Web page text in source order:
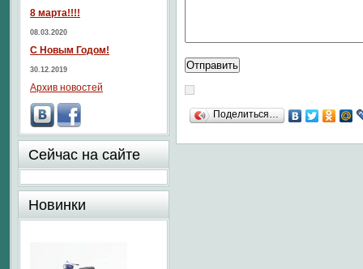
Поделиться…
8 марта!!!!
08.03.2020
С Новым Годом!
30.12.2019
Архив новостей
Сейчас на сайте
Новинки